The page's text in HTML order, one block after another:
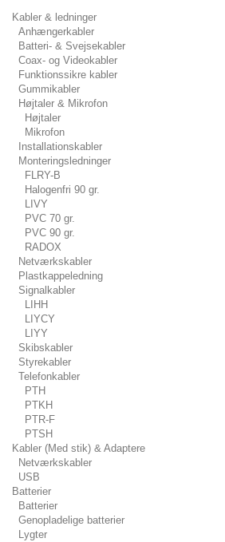
Kabler & ledninger
Anhængerkabler
Batteri- & Svejsekabler
Coax- og Videokabler
Funktionssikre kabler
Gummikabler
Højtaler & Mikrofon
Højtaler
Mikrofon
Installationskabler
Monteringsledninger
FLRY-B
Halogenfri 90 gr.
LIVY
PVC 70 gr.
PVC 90 gr.
RADOX
Netværkskabler
Plastkappeledning
Signalkabler
LIHH
LIYCY
LIYY
Skibskabler
Styrekabler
Telefonkabler
PTH
PTKH
PTR-F
PTSH
Kabler (Med stik) & Adaptere
Netværkskabler
USB
Batterier
Batterier
Genopladelige batterier
Lygter